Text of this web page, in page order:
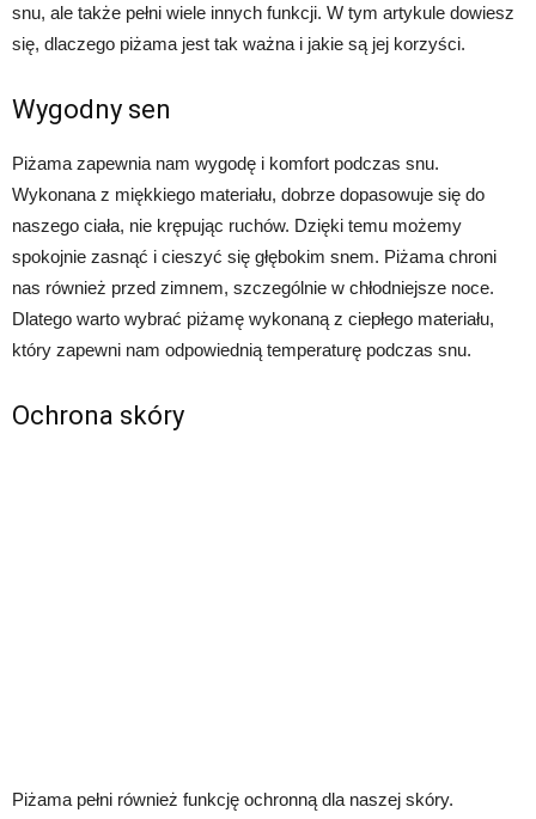
snu, ale także pełni wiele innych funkcji. W tym artykule dowiesz
się, dlaczego piżama jest tak ważna i jakie są jej korzyści.
Wygodny sen
Piżama zapewnia nam wygodę i komfort podczas snu.
Wykonana z miękkiego materiału, dobrze dopasowuje się do
naszego ciała, nie krępując ruchów. Dzięki temu możemy
spokojnie zasnąć i cieszyć się głębokim snem. Piżama chroni
nas również przed zimnem, szczególnie w chłodniejsze noce.
Dlatego warto wybrać piżamę wykonaną z ciepłego materiału,
który zapewni nam odpowiednią temperaturę podczas snu.
Ochrona skóry
Piżama pełni również funkcję ochronną dla naszej skóry.